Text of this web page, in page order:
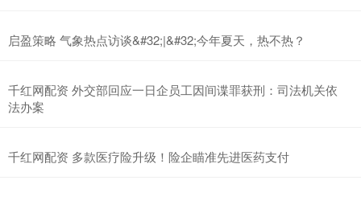
启盈策略 气象热点访谈&#32;|&#32;今年夏天，热不热？
千红网配资 外交部回应一日企员工因间谍罪获刑：司法机关依
法办案
千红网配资 多款医疗险升级！险企瞄准先进医药支付